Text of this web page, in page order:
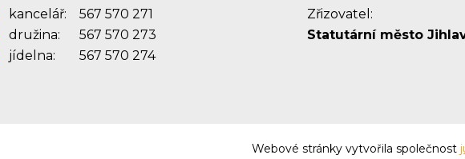
kancelář:
567 570 271
družina:
567 570 273
jídelna:
567 570 274
Zřizovatel:
Statutární město
Webové stránky vytvořila společnost